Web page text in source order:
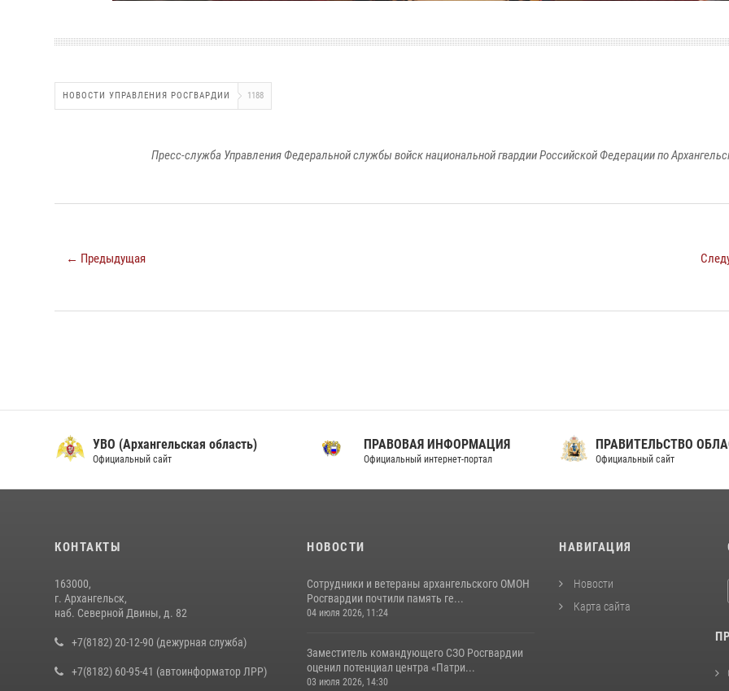
НОВОСТИ УПРАВЛЕНИЯ РОСГВАРДИИ 1188
Пресс-служба Управления Федеральной службы войск национальной гвардии Российской Федерации по
← Предыдущая
УВО (Архангельская область)
Официальный сайт
ПРАВОВАЯ ИНФОРМАЦИЯ
Официальный интернет-портал
ПРАВИТЕЛЬСТВО
Официальный сайт
КОНТАКТЫ
163000,
г. Архангельск,
наб. Северной Двины, д. 82
+7(8182) 20-12-90 (дежурная служба)
+7(8182) 60-95-41 (автоинформатор ЛРР)
НОВОСТИ
Сотрудники и ветераны архангельского ОМОН
Росгвардии почтили память ге...
04 июля 2026, 11:24
Заместитель командующего СЗО Росгвардии
оценил потенциал центра «Патри...
03 июля 2026, 14:30
НАВИГАЦИЯ
Новости
Карта сайта